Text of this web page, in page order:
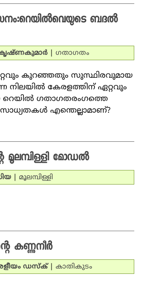
ബദല്‍
കൃഷ്ണകുമാര്‍ ഗതാഗതം
കുറഞ്ഞതും സുസ്ഥിരവുമായ
നിലയില്‍ കേരളത്തിന് ഏറ്റവും
ഗതാഗതരംഗത്തെ
എന്തെല്ലാമാണ്?
മൂലമ്പിള്ളി മോഡല്‍
മൂലമ്പിള്ളി
കണ്ണുനീര്‍
ഡസ്‌ക്‌ കാതികുടം